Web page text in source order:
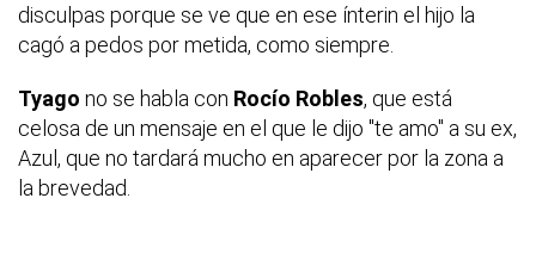
disculpas porque se ve que en ese ínterin el hijo la
cagó a pedos por metida, como siempre.
Tyago no se habla con Rocío Robles, que está
celosa de un mensaje en el que le dijo "te amo" a su ex,
Azul, que no tardará mucho en aparecer por la zona a
la brevedad.